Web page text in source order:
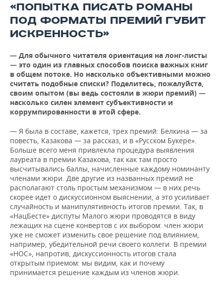
«ПОПЫТКА ПИСАТЬ РОМАНЫ
ПОД ФОРМАТЫ ПРЕМИЙ ГУБИТ
ИСКРЕННОСТЬ»
— Для обычного читателя ориентация на лонг-листы
— это один из главных способов поиска важных книг
в общем потоке. Но насколько объективными можно
считать подобные списки? Поделитесь, пожалуйста,
своим опытом (вы ведь состояли в жюри премий) —
насколько силен элемент субъективности и
коррумпированности в этой сфере.
— Я была в составе, кажется, трех премий: Белкина — за
повесть, Казакова — за рассказ, и в «Русском Букере».
Больше всего меня привлекла процедура выявления
лауреата в премии Казакова, так как там просто
высчитывались баллы, начисленные каждому номинанту
членами жюри. Две другие из названных премий не
располагают столь простым механизмом — в них речь
скорее идет о дискуссионном выяснении, а это усиливает
случайность и манипулятивность итогов премии. Так, в
«НацБесте» диспуты Малого жюри проводятся в виду
лежащих на сцене конвертов с их выбором: член жюри
уже не сможет изменить свое решение под влиянием,
например, убедительной речи своего коллеги. В премии
«НОС», напротив, дискуссионность итогов стала
открытым приемом: мы видим, как и почему
принимается решение каждым из членов жюри.